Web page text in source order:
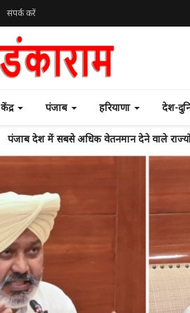
संपर्क करें
केंद्र पंजाब हरियाणा देश-
ई-20 के विरोध में 100 लोगों के साथ पीएम से
कैबिनेट मंत्री लालचंद कटारुचक ने कनाडा में
FSSAI ने डाबर इंडिया को गुमराह करने वाले
2019 से 2026 के बीच 36 देशों से 274 भगोड़े
दिल्ली सरकार ने जेल में अप्राकृतिक कारणों से